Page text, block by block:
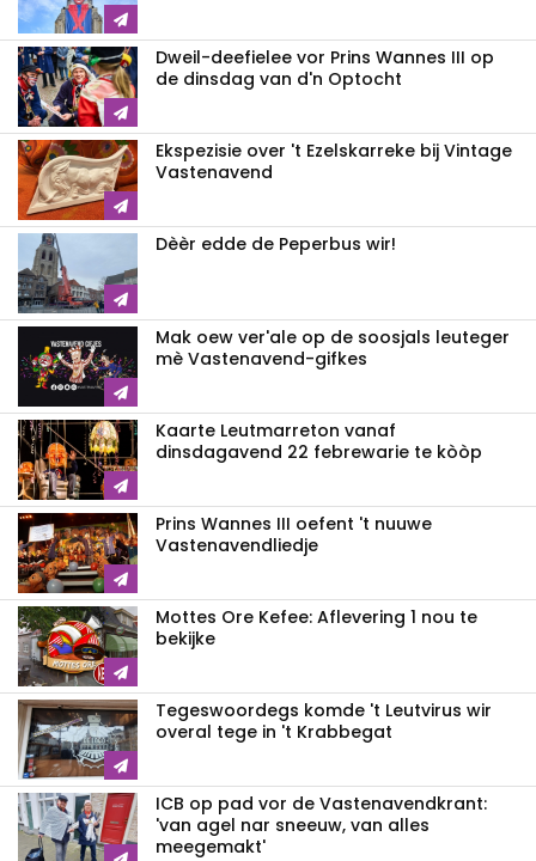
Dweil-deefielee vor Prins Wannes III op
de dinsdag van d'n Optocht
Ekspezisie over 't Ezelskarreke bij Vintage
Vastenavend
Dèèr edde de Peperbus wir!
Mak oew ver'ale op de soosjals leuteger
mè Vastenavend-gifkes
Kaarte Leutmarreton vanaf
dinsdagavend 22 febrewarie te kòòp
Prins Wannes III oefent 't nuuwe
Vastenavendliedje
Mottes Ore Kefee: Aflevering 1 nou te
bekijke
Tegeswoordegs komde 't Leutvirus wir
overal tege in 't Krabbegat
ICB op pad vor de Vastenavendkrant:
'van agel nar sneeuw, van alles
meegemakt'